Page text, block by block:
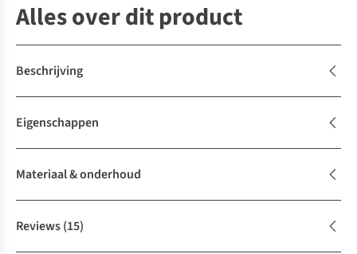
Alles over dit product
Beschrijving
Eigenschappen
Materiaal & onderhoud
Reviews(15)